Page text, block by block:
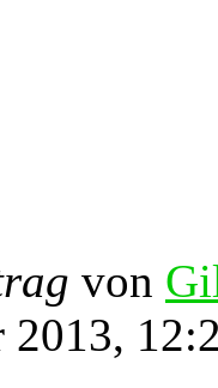
von
2013,